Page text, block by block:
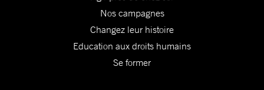
Nos campagnes
Changez leur histoire
Education aux droits humains
Se former